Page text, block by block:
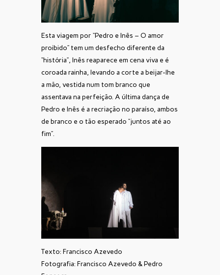
Esta viagem por “Pedro e Inês – O amor
proibido” tem um desfecho diferente da
“história”, Inês reaparece em cena viva e é
coroada rainha, levando a corte a beijar-lhe
a mão, vestida num tom branco que
assentava na perfeição. A última dança de
Pedro e Inês é a recriação no paraíso, ambos
de branco e o tão esperado “juntos até ao
fim”.
Texto: Francisco Azevedo
Fotografia: Francisco Azevedo & Pedro